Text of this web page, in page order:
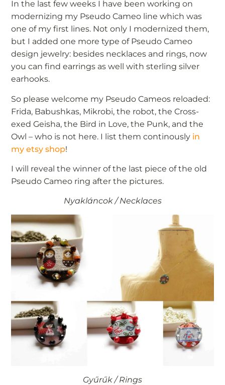
In the last few weeks I have been working on
modernizing my Pseudo Cameo line which was
one of my first lines. Not only I modernized them,
but I added one more type of Pseudo Cameo
design jewelry: besides necklaces and rings, now
you can find earrings as well with sterling silver
earhooks.
So please welcome my Pseudo Cameos reloaded:
Frida, Babushkas, Mikrobi, the robot, the Cross-
exed Geisha, the Bird in Love, the Punk, and the
Owl – who is not here. I list them continously in
my etsy shop!
I will reveal the winner of the last piece of the old
Pseudo Cameo ring after the pictures.
Nyakláncok / Necklaces
Gyűrűk / Rings